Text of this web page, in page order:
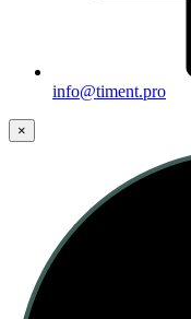
info@timent.pro
×